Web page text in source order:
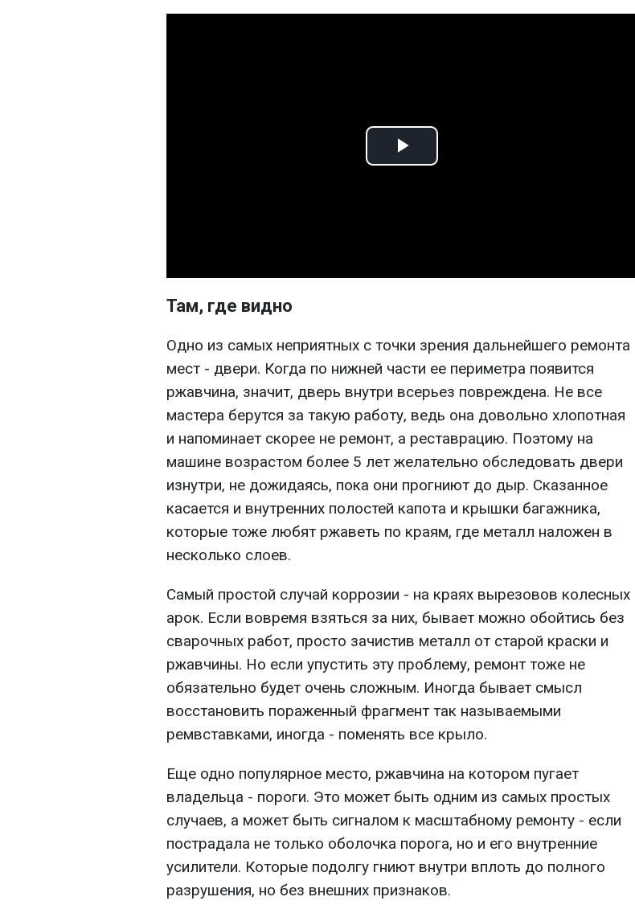
Play
Там, где видно
Одно из самых неприятных с точки зрения дальнейшего ремонта
мест - двери. Когда по нижней части ее периметра появится
ржавчина, значит, дверь внутри всерьез повреждена. Не все
мастера берутся за такую работу, ведь она довольно хлопотная
и напоминает скорее не ремонт, а реставрацию. Поэтому на
машине возрастом более 5 лет желательно обследовать двери
изнутри, не дожидаясь, пока они прогниют до дыр. Сказанное
касается и внутренних полостей капота и крышки багажника,
которые тоже любят ржаветь по краям, где металл наложен в
несколько слоев.
Самый простой случай коррозии - на краях вырезовов колесных
арок. Если вовремя взяться за них, бывает можно обойтись без
сварочных работ, просто зачистив металл от старой краски и
ржавчины. Но если упустить эту проблему, ремонт тоже не
обязательно будет очень сложным. Иногда бывает смысл
восстановить пораженный фрагмент так называемыми
ремвставками, иногда - поменять все крыло.
Еще одно популярное место, ржавчина на котором пугает
владельца - пороги. Это может быть одним из самых простых
случаев, а может быть сигналом к масштабному ремонту - если
пострадала не только оболочка порога, но и его внутренние
усилители. Которые подолгу гниют внутри вплоть до полного
разрушения, но без внешних признаков.